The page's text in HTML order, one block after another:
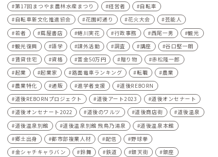
第17回まつやま農林水産まつり
経営者
自転車
自転車新文化推進協会
花園町通り 花火大会
芸能人
若者
蔦屋書店 蜷川実花 行政事務 西尾一男
観光
観光復興
語学 課外活動 調査 講座
谷口堅一朗
賃貸住宅
資格 賞金50万円 贈り物
赤松隆一郎
起業
起業家 路面電車ランキング 転職
農業
農業特化
通販 進学者支援
道後REBORN
道後REBORNプロジェクト
道後アート2023
道後オンセナート
道後オンセナート2022
道後のワルツ 道後商店街
道後温泉
道後温泉別館
道後温泉別館 飛鳥乃湯泉
道後温泉本館
郷土出身
都市部複業人材 配信
野球拳
金シャチキャラバン
鈴舞 鉄道 銀天街
銀座